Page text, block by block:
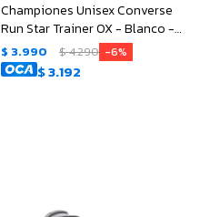
Championes Unisex Converse
Run Star Trainer OX - Blanco -
Negro
$ 3.990 $4.290 6
$3.192